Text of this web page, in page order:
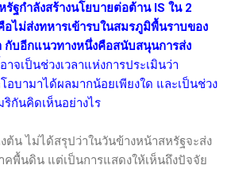
รัฐกำลังสร้างนโยบายต่อต้าน IS ใน 2
ไม่ส่งทหารเข้ารบในสมรภูมิพื้นราบของ
กับอีกแนวทางหนึ่งคือสนับสนุนการส่ง
จเป็นช่วงเวลาแห่งการประเมินว่า
อบามาได้ผลมากน้อยเพียงใด และเป็นช่วง
ริกันคิดเห็นอย่างไร
ไม่ได้สรุปว่าในวันข้างหน้าสหรัฐจะส่ง
คพื้นดิน แต่เป็นการแสดงให้เห็นถึงปัจจัย